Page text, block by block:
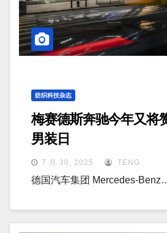
纺织科技杂志
梅赛德斯奔驰今年又将
男装日
7 月 30, 2025 TENG
德国汽车集团 Mercedes-